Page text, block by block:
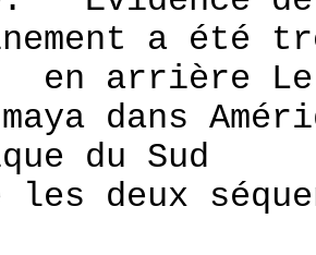
a été
en arrière Le
dans
du Sud
les deux